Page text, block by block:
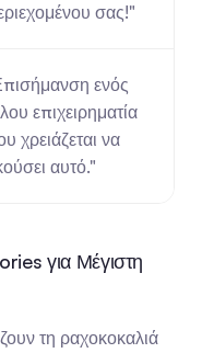
σας!"
ενός
επιχειρηματία
χρειάζεται να
αυτό."
για Μέγιστη
τη ραχοκοκαλιά